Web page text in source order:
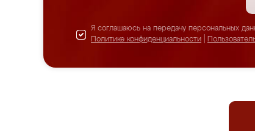
Я соглашаюсь на передачу персональных
Политике конфиденциальности